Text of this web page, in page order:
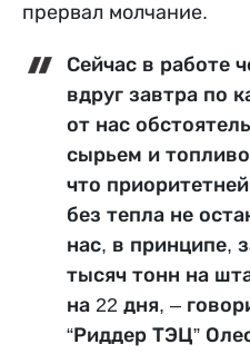
прервал молчание.
Сейчас в работе
вдруг завтра по
от нас
сырьем и
что
без тепла не
нас, в принципе,
тысяч тонн на
на 22 дня, –
“Риддер ТЭЦ”